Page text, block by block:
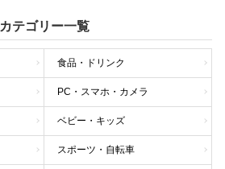
カテゴリー一覧
食品・ドリンク
PC・スマホ・カメラ
ベビー・キッズ
スポーツ・自転車